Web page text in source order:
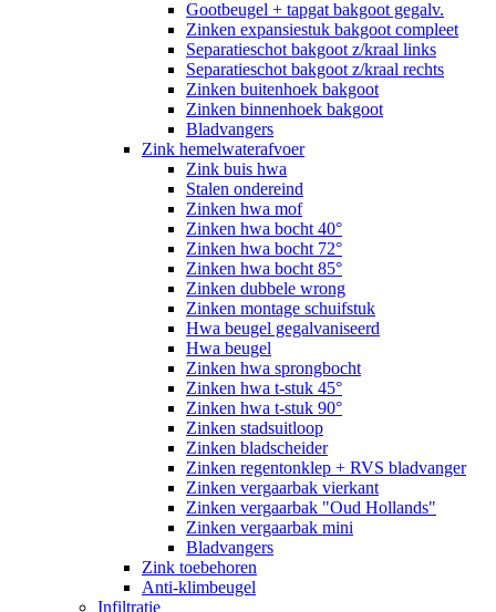
Gootbeugel + tapgat bakgoot gegalv.
Zinken expansiestuk bakgoot compleet
Separatieschot bakgoot z/kraal links
Separatieschot bakgoot z/kraal rechts
Zinken buitenhoek bakgoot
Zinken binnenhoek bakgoot
Bladvangers
Zink hemelwaterafvoer
Zink buis hwa
Stalen ondereind
Zinken hwa mof
Zinken hwa bocht 40°
Zinken hwa bocht 72°
Zinken hwa bocht 85°
Zinken dubbele wrong
Zinken montage schuifstuk
Hwa beugel gegalvaniseerd
Hwa beugel
Zinken hwa sprongbocht
Zinken hwa t-stuk 45°
Zinken hwa t-stuk 90°
Zinken stadsuitloop
Zinken bladscheider
Zinken regentonklep + RVS bladvanger
Zinken vergaarbak vierkant
Zinken vergaarbak "Oud Hollands"
Zinken vergaarbak mini
Bladvangers
Zink toebehoren
Anti-klimbeugel
Infiltratie